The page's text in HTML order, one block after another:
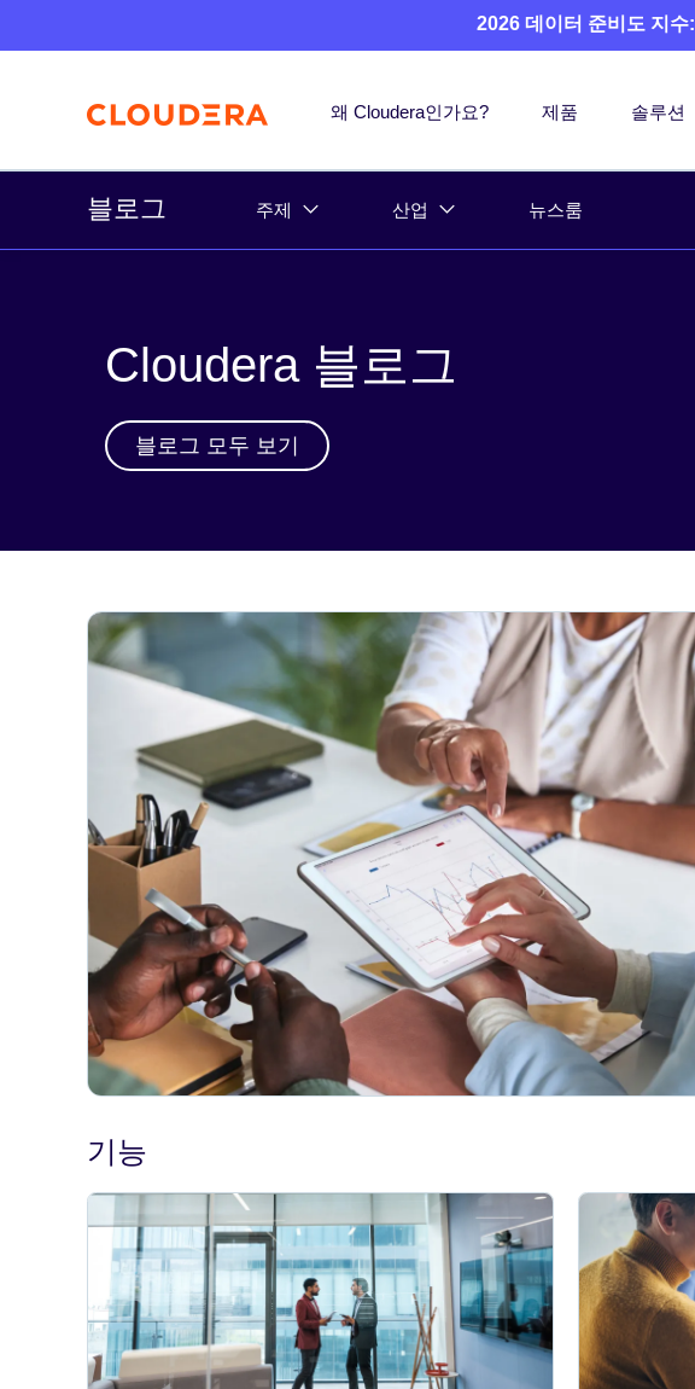
2026 데이터 준비도 지수:
왜 Cloudera인가요? 제품 솔루션
블로그 주제 산업 뉴스룸
Cloudera 블로그
블로그 모두 보기
기능